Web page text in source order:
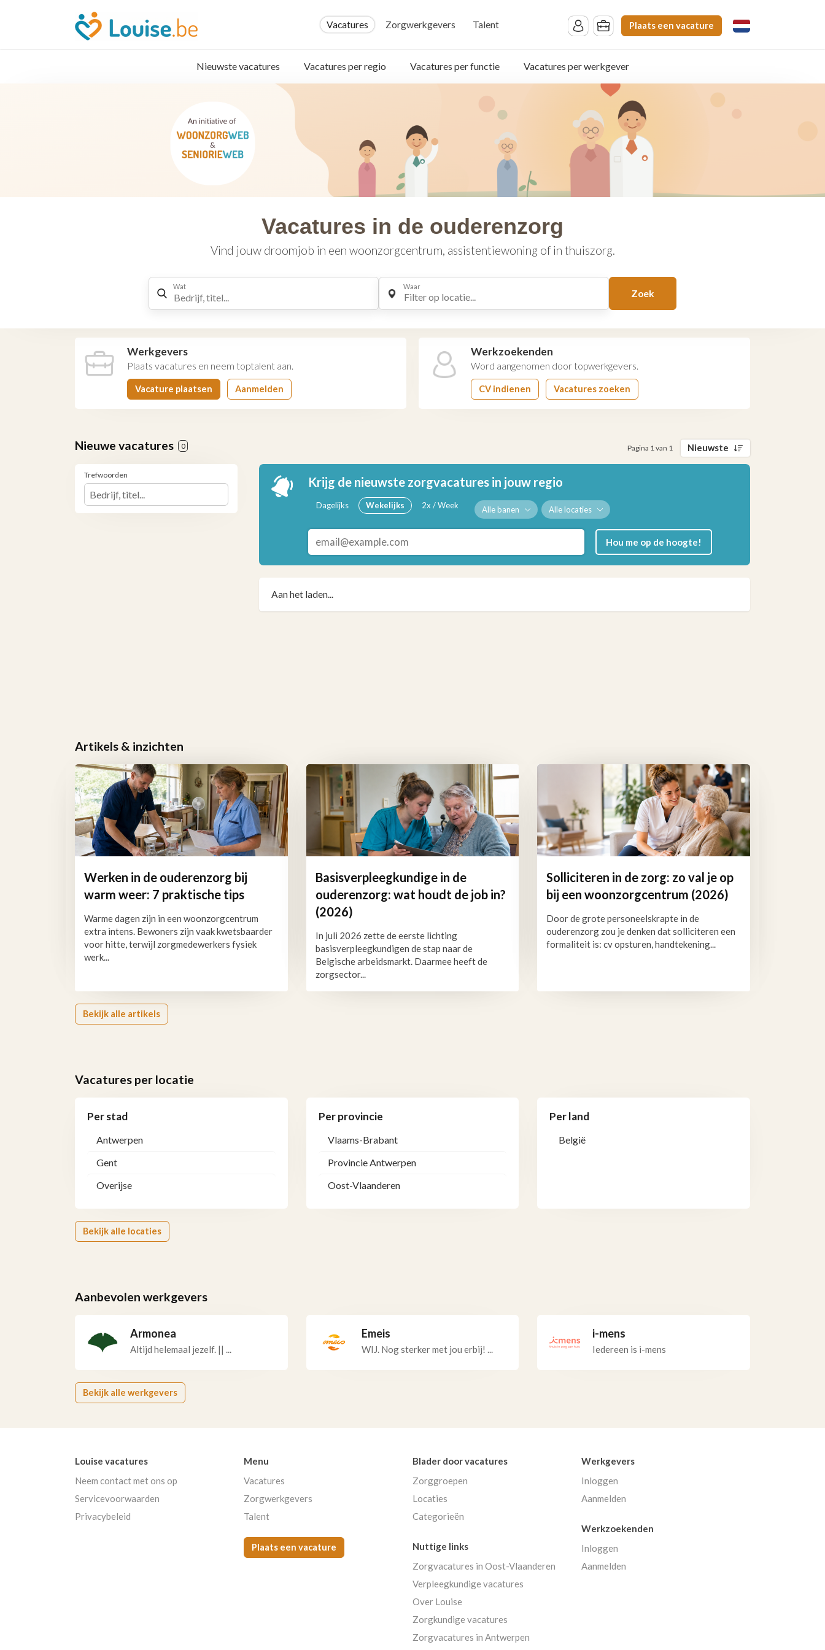
Vacatures Zorgwerkgevers Talent Plaats een vacature
Nieuwste vacatures Vacatures per regio Vacatures per functie Vacatures per werkgever
Vacatures in de ouderenzorg
Vind jouw droomjob in een woonzorgcentrum, assistentiewoning of in thuiszorg.
Wat Waar
Filter op locatie... Zoek
Werkgevers
Plaats vacatures en neem toptalent aan.
Vacature plaatsen Aanmelden
Werkzoekenden
Word aangenomen door topwerkgevers.
CV indienen Vacatures zoeken
Nieuwe vacatures 0 Pagina 1 van 1 Nieuwste
Trefwoorden Krijg de nieuwste zorgvacatures in jouw regio
Dagelijks Wekelijks 2x / Week Alle banen Alle locaties
Hou me op de hoogte!
Aan het laden...
Artikels & inzichten
Werken in de ouderenzorg bij
warm weer: 7 praktische tips
Warme dagen zijn in een woonzorgcentrum
extra intens. Bewoners zijn vaak kwetsbaarder
voor hitte, terwijl zorgmedewerkers fysiek
werk...
Basisverpleegkundige in de
ouderenzorg: wat houdt de job in?
(2026)
In juli 2026 zette de eerste lichting
basisverpleegkundigen de stap naar de
Belgische arbeidsmarkt. Daarmee heeft de
zorgsector...
Solliciteren in de zorg: zo val je op
bij een woonzorgcentrum (2026)
Door de grote personeelskrapte in de
ouderenzorg zou je denken dat solliciteren een
formaliteit is: cv opsturen, handtekening...
Bekijk alle artikels
Vacatures per locatie
Per stad
Antwerpen
Gent
Overijse
Per provincie
Vlaams-Brabant
Provincie Antwerpen
Oost-Vlaanderen
Per land
België
Bekijk alle locaties
Aanbevolen werkgevers
Armonea
Altijd helemaal jezelf. || ...
Emeis
WIJ. Nog sterker met jou erbij! ...
i-mens
Iedereen is i-mens
Bekijk alle werkgevers
Louise vacatures
Neem contact met ons op
Servicevoorwaarden
Privacybeleid
Menu
Vacatures
Zorgwerkgevers
Talent
Plaats een vacature
Blader door vacatures
Zorggroepen
Locaties
Categorieën
Werkgevers
Inloggen
Aanmelden
Werkzoekenden
Inloggen
Aanmelden
Nuttige links
Zorgvacatures in Oost-Vlaanderen
Verpleegkundige vacatures
Over Louise
Zorgkundige vacatures
Zorgvacatures in Antwerpen